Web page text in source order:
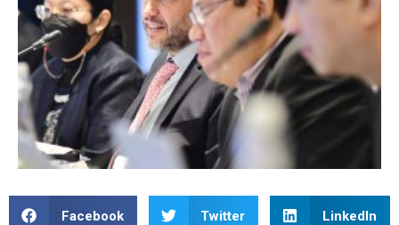
Facebook Twitter LinkedIn